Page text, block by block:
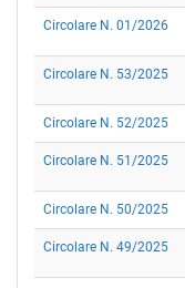
Circolare N. 01/2026
Circolare N. 53/2025
Circolare N. 52/2025
Circolare N. 51/2025
Circolare N. 50/2025
Circolare N. 49/2025